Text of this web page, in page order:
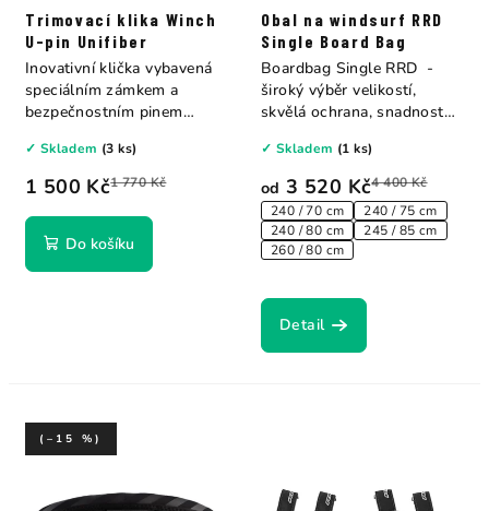
Trimovací klika Winch
U-pin Unifiber
1 500 Kč1 770 Kč
✓ Skladem (3 ks)
Do košíku
Inovativní klička vybavená
speciálním zámkem a
bezpečnostním pinem
Obal na windsurf RRD
Single Board Bag
od 3 520 Kč4 400 Kč
240 / 70 cm
240 / 75 cm
240 / 80 cm
245 / 85 cm
260 / 80 cm
✓ Skladem (1 ks)
Detail
Boardbag Single RRD -
široký výběr velikostí,
skvělá ochrana, snadnost
(–15 %)